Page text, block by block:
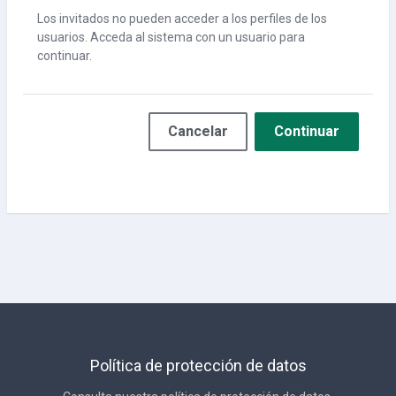
Los invitados no pueden acceder a los perfiles de los
usuarios. Acceda al sistema con un usuario para
continuar.
Cancelar Continuar
Política de protección de datos